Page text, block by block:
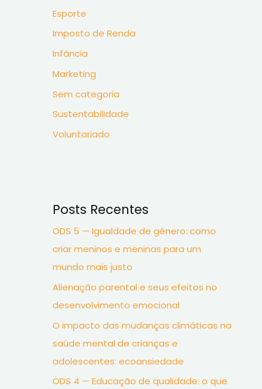
Esporte
Imposto de Renda
Infância
Marketing
Sem categoria
Sustentabilidade
Voluntariado
Posts Recentes
ODS 5 — Igualdade de gênero: como
criar meninos e meninas para um
mundo mais justo
Alienação parental e seus efeitos no
desenvolvimento emocional
O impacto das mudanças climáticas na
saúde mental de crianças e
adolescentes: ecoansiedade
ODS 4 — Educação de qualidade: o que